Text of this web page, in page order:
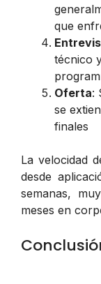
que
técnico
Oferta:
se
finales
La velocidad
desde
semanas,
meses en